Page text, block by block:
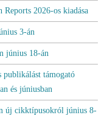
2026-os kiadása
3-án
június 18-án
publikálást támogató
és júniusban
új cikktípusokról június 8-